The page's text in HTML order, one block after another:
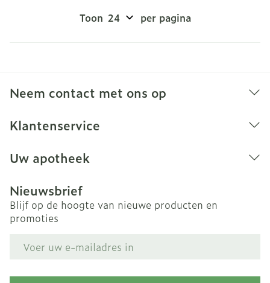
Toon per pagina
Neem contact met ons op
Klantenservice
Uw apotheek
Nieuwsbrief
Blijf op de hoogte van nieuwe producten en
promoties